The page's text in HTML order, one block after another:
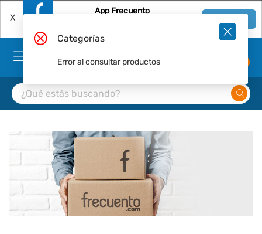
X
App Frecuento
Categorías
Error al consultar productos